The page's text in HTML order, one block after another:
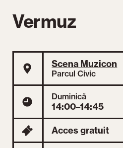
Vermuz
Scena Muzicon
Parcul Civic
Duminică
14:00–14:45
Acces gratuit